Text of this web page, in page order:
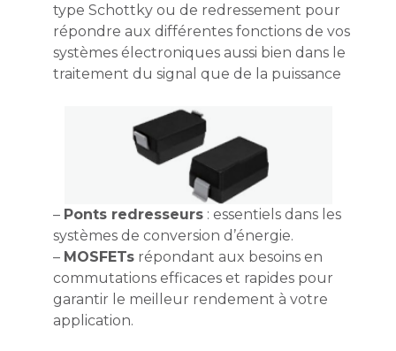
type Schottky ou de redressement pour
répondre aux différentes fonctions de vos
systèmes électroniques aussi bien dans le
traitement du signal que de la puissance
– Ponts redresseurs : essentiels dans les
systèmes de conversion d’énergie.
– MOSFETs répondant aux besoins en
commutations efficaces et rapides pour
garantir le meilleur rendement à votre
application.